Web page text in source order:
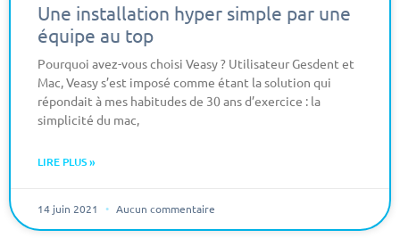
Une installation hyper simple par une
équipe au top
Pourquoi avez-vous choisi Veasy ? Utilisateur Gesdent et
Mac, Veasy s’est imposé comme étant la solution qui
répondait à mes habitudes de 30 ans d’exercice : la
simplicité du mac,
LIRE PLUS »
14 juin 2021 Aucun commentaire